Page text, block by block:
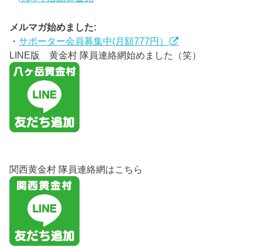
メルマガ始めました:
・サポーター会員募集中(月額777円）
LINE版 黄金村 隊員連絡網始めました（笑）
関西黄金村 隊員連絡網はこちら